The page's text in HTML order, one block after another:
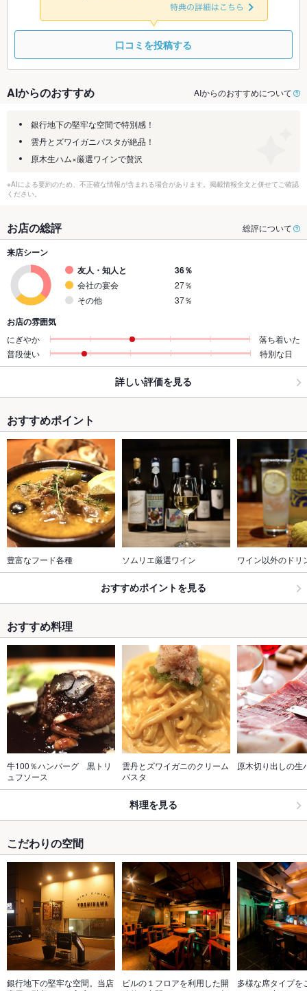
口コミを投稿する
AIからのおすすめ AIからのおすすめについて
銀行地下の堅牢な空間で特別感！
雲丹とズワイガニパスタが絶品！
原木生ハム×厳選ワインで贅沢
※AIによる要約のため、不正確な情報が含まれる場合があります。掲載情報全文と併せてご確認
ください。
お店の総評 総評について
来店シーン
友人・知人と
36％
会社の宴会
27％
その他
37％
お店の雰囲気
にぎやか
落ち着いた
普段使い
特別な日
詳しい評価を見る
おすすめポイント
豊富なフード各種 ソムリエ厳選ワイン ワイン以外のドリ
おすすめポイントを見る
おすすめ料理
牛100％ハンバーグ　黒トリ
ュフソース
雲丹とズワイガニのクリーム
パスタ
原木切り出しの生
料理を見る
こだわりの空間
銀行地下の堅牢な空間。当店
ビルの１フロアを利用した開
多様な席タイプを